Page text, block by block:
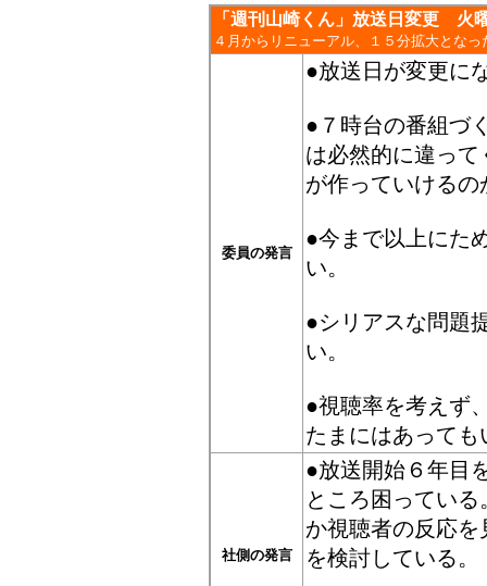
「週刊山崎くん」放送日変更 火
４月からリニューアル、１５分拡大となっ
委員の発言
●放送日が変更に
●７時台の番組づ
は必然的に違っ
が作っていける
●今まで以上にた
い。
●シリアスな問題
い。
●視聴率を考えず
たまにはあって
社側の発言
●放送開始６年目
ところ困ってい
か視聴者の反応
を検討している。